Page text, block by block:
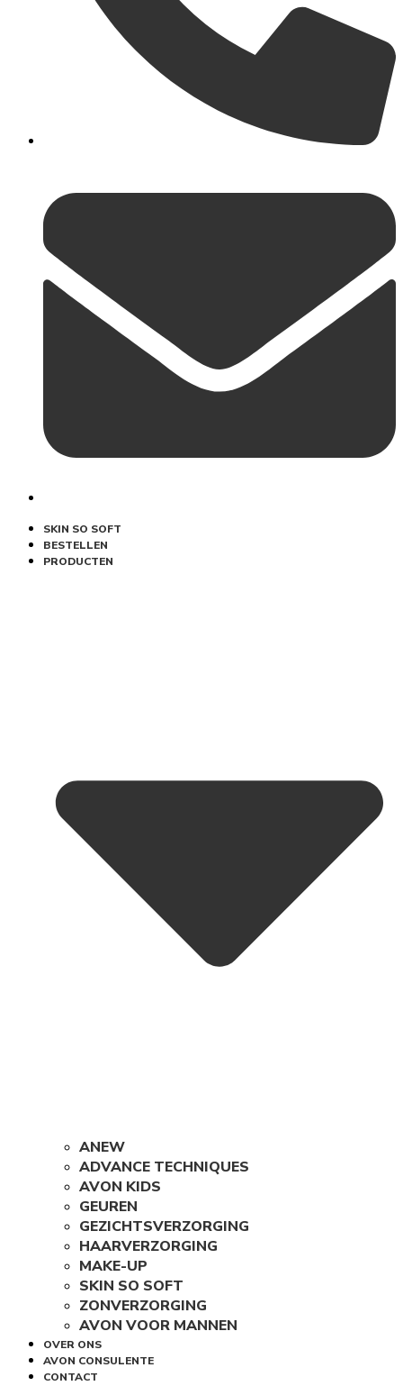
SKIN SO SOFT
BESTELLEN
PRODUCTEN
ANEW
ADVANCE TECHNIQUES
AVON KIDS
GEUREN
GEZICHTSVERZORGING
HAARVERZORGING
MAKE-UP
SKIN SO SOFT
ZONVERZORGING
AVON VOOR MANNEN
OVER ONS
AVON CONSULENTE
CONTACT